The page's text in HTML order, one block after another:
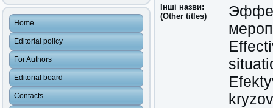
Home
Editorial policy
For Authors
Editorial board
Contacts
Інші назви:
(Other titles)